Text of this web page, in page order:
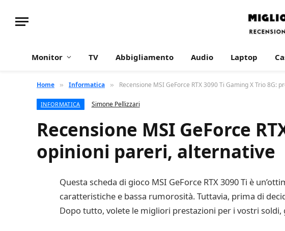
Monitor TV Abbigliamento Audio Laptop
Home » Informatica » Recensione MSI GeForce RTX 3090 Ti Gaming X Trio 8G:
INFORMATICA Simone Pellizzari
Recensione MSI GeForce
opinioni pareri, alternative
Questa scheda di gioco MSI GeForce RTX 3090 Ti è
caratteristiche e bassa rumorosità. Tuttavia, prima di
Dopo tutto, volete le migliori prestazioni per i vostri soldi,